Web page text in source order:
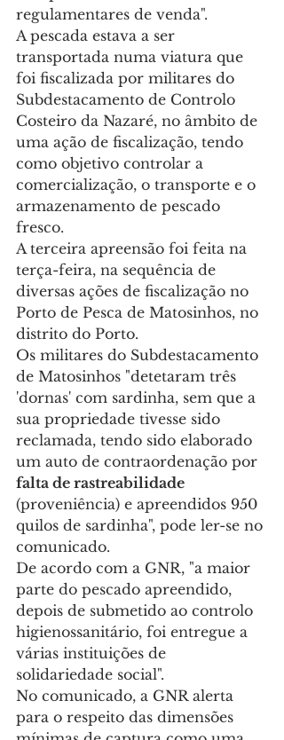
regulamentares de venda".
A pescada estava a ser
transportada numa viatura que
foi fiscalizada por militares do
Subdestacamento de Controlo
Costeiro da Nazaré, no âmbito de
uma ação de fiscalização, tendo
como objetivo controlar a
comercialização, o transporte e o
armazenamento de pescado
fresco.
A terceira apreensão foi feita na
terça-feira, na sequência de
diversas ações de fiscalização no
Porto de Pesca de Matosinhos, no
distrito do Porto.
Os militares do Subdestacamento
de Matosinhos "detetaram três
'dornas' com sardinha, sem que a
sua propriedade tivesse sido
reclamada, tendo sido elaborado
um auto de contraordenação por
falta de rastreabilidade
(proveniência) e apreendidos 950
quilos de sardinha", pode ler-se no
comunicado.
De acordo com a GNR, "a maior
parte do pescado apreendido,
depois de submetido ao controlo
higienossanitário, foi entregue a
várias instituições de
solidariedade social".
No comunicado, a GNR alerta
para o respeito das dimensões